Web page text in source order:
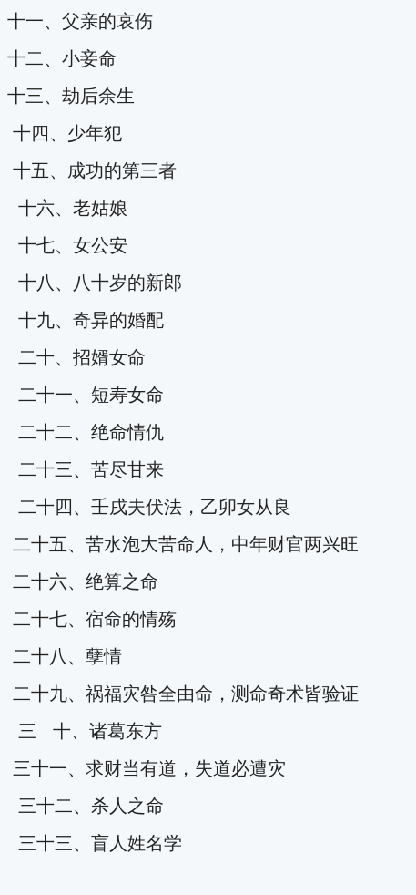
十一、父亲的哀伤
十二、小妾命
十三、劫后余生
十四、少年犯
十五、成功的第三者
十六、老姑娘
十七、女公安
十八、八十岁的新郎
十九、奇异的婚配
二十、招婿女命
二十一、短寿女命
二十二、绝命情仇
二十三、苦尽甘来
二十四、壬戌夫伏法，乙卯女从良
二十五、苦水泡大苦命人，中年财官两兴旺
二十六、绝算之命
二十七、宿命的情殇
二十八、孽情
二十九、祸福灾咎全由命，测命奇术皆验证
三 十、诸葛东方
三十一、求财当有道，失道必遭灾
三十二、杀人之命
三十三、盲人姓名学